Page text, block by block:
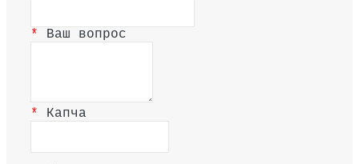
Ваш вопрос
Капча